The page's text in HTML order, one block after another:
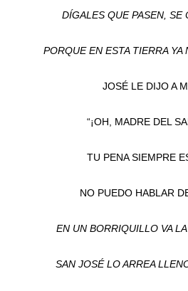
DÍGALES QUE PASEN, SE
PORQUE EN ESTA TIERRA YA
JOSÉ LE DIJO A
“¡OH, MADRE DEL
TU PENA SIEMPRE
NO PUEDO HABLAR
EN UN BORRIQUILLO VA
SAN JOSÉ LO ARREA